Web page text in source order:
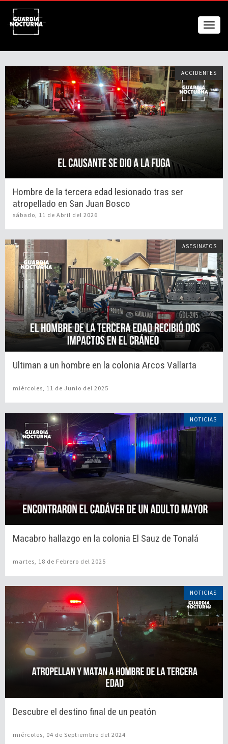
ACCIDENTES
Hombre de la tercera edad lesionado tras ser
atropellado en San Juan Bosco
sábado, 11 de Abril del 2026
ASESINATOS
Ultiman a un hombre en la colonia Arcos Vallarta
miércoles, 11 de Junio del 2025
NOTICIAS
Macabro hallazgo en la colonia El Sauz de Tonalá
martes, 18 de Febrero del 2025
NOTICIAS
Descubre el destino final de un peatón
miércoles, 04 de Septiembre del 2024